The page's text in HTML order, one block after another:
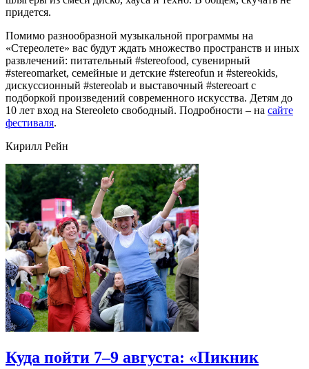
придется.
Помимо разнообразной музыкальной программы на
«Стереолете» вас будут ждать множество пространств и иных
развлечений: питательный #stereofood, сувенирный
#stereomarket, семейные и детские #stereofun и #stereokids,
дискуссионный #stereolab и выставочный #stereoart с
подборкой произведений современного искусства. Детям до
10 лет вход на Stereoleto свободный. Подробности – на сайте
фестиваля.
Кирилл Рейн
Куда пойти 7–9 августа: «Пикник